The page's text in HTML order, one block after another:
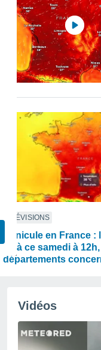
PRÉVISIONS
Canicule en France
déjà ce samedi à
départements
Vidéos